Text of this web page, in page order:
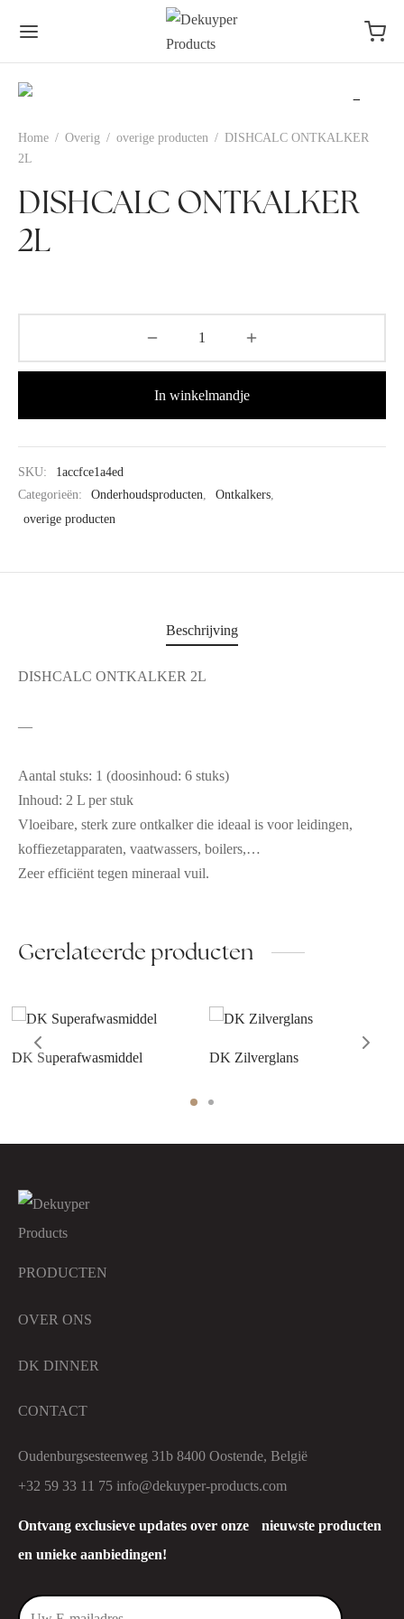
Home / Overig / overige producten / DISHCALC ONTKALKER
2L
DISHCALC ONTKALKER
2L
In winkelmandje
SKU:
1accfce1a4ed
Categorieën:
Onderhoudsproducten, Ontkalkers,
overige producten
Beschrijving
DISHCALC ONTKALKER 2L
—
Aantal stuks: 1 (doosinhoud: 6 stuks)
Inhoud: 2 L per stuk
Vloeibare, sterk zure ontkalker die ideaal is voor leidingen,
koffiezetapparaten, vaatwassers, boilers,…
Zeer efficiënt tegen mineraal vuil.
Gerelateerde producten
DK Superafwasmiddel DK Zilverglans
Ontvang exclusieve updates over onze nieuwste producten
en unieke aanbiedingen!
PRODUCTEN
OVER ONS
DK DINNER
CONTACT
Oudenburgsesteenweg 31b 8400 Oostende, België
+32 59 33 11 75 info@dekuyper-products.com